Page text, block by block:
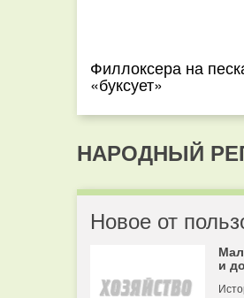
Филлоксера на
«буксует»
НАРОДНЫЙ
Новое от
и